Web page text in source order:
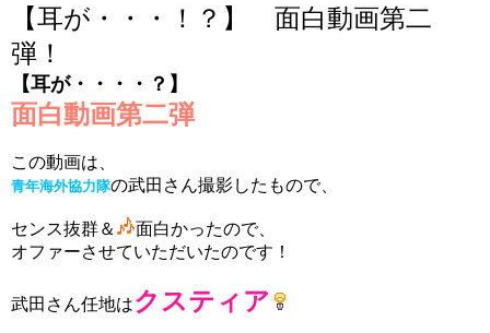
【耳が・・・！？】 面白動画第二
弾！
【耳が・・・・？】
面白動画第二弾
この動画は、
青年海外協力隊の武田さん撮影したもので、
センス抜群＆
面白かったので、
オファーさせていただいたのです！
武田さん任地はクスティア